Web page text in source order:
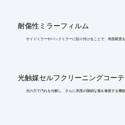
耐傷性ミラーフィルム
サイドミラーやバックミラーに貼り付けることで、表面硬度
光触媒セルフクリーニングコー
光の力で汚れを分解し、さらに表面の微細な傷を修復する機